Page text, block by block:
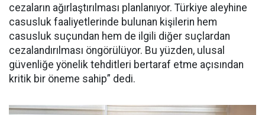
cezaların ağırlaştırılması planlanıyor. Türkiye aleyhine
casusluk faaliyetlerinde bulunan kişilerin hem
casusluk suçundan hem de ilgili diğer suçlardan
cezalandırılması öngörülüyor. Bu yüzden, ulusal
güvenliğe yönelik tehditleri bertaraf etme açısından
kritik bir öneme sahip” dedi.